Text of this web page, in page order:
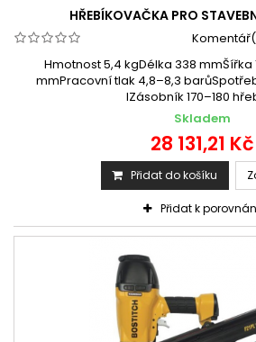
HŘEBÍKOVAČKA PRO
Hmotnost 5,4 kgDélka 338 mmŠířka
mmPracovní tlak 4,8–8,3
lZásobník 170–180
Skladem
28 131,21 Kč
Přidat do košíku
Přidat k